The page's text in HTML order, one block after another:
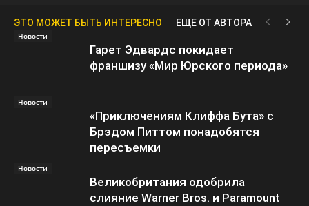
ЭТО МОЖЕТ БЫТЬ ИНТЕРЕСНО ЕЩЕ ОТ АВТОРА
Новости
Гарет Эдвардс покидает
франшизу «Мир Юрского периода»
Новости
«Приключениям Клиффа Бута» с
Брэдом Питтом понадобятся
пересъемки
Новости
Великобритания одобрила
слияние Warner Bros. и Paramount